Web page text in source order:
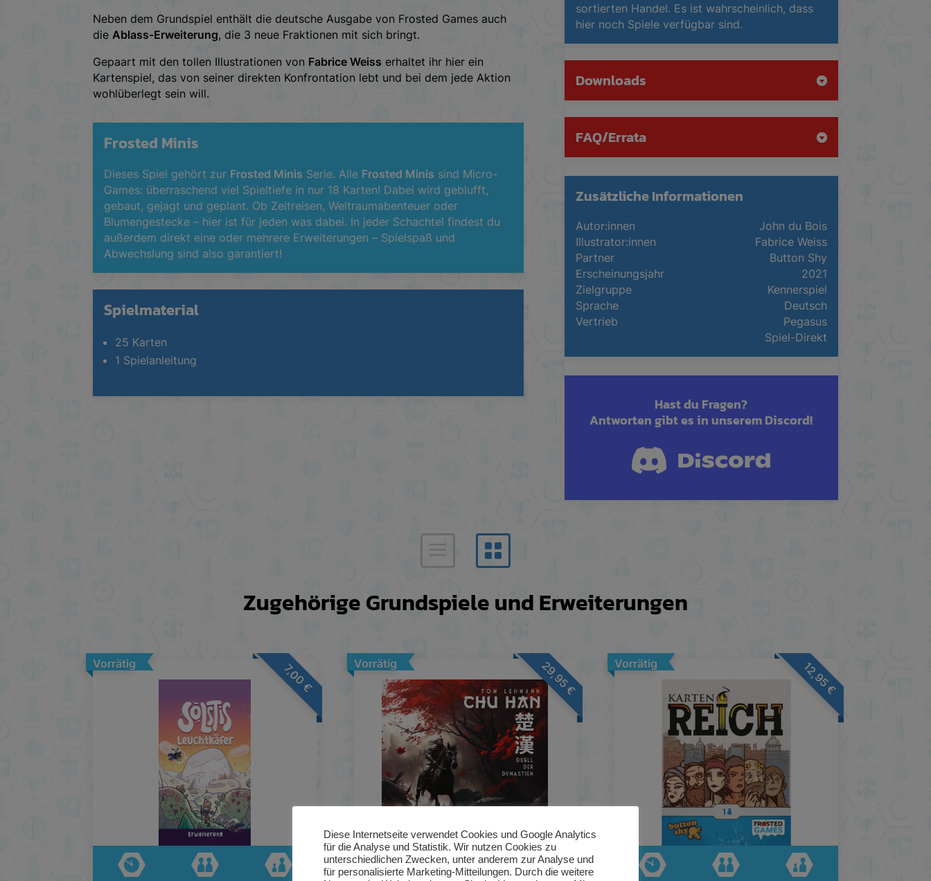
Neben dem Grundspiel enthält die deutsche Ausgabe von Frosted Games auch
dieAblass-Erweiterung, die 3 neue Fraktionen mit sich bringt.
Gepaart mit den tollen Illustrationen von Fabrice Weiss erhaltet ihr hier ein
Kartenspiel, das von seiner direkten Konfrontation lebt und bei dem jede Aktion
wohlüberlegt sein will.
Frosted Minis
Dieses Spiel gehört zur Frosted Minis Serie. Alle Frosted Minis sind Micro-
Games: überraschend viel Spieltiefe in nur 18 Karten! Dabei wird geblufft,
gebaut, gejagt und geplant. Ob Zeitreisen, Weltraumabenteuer oder
Blumengestecke – hier ist für jeden was dabei. In jeder Schachtel findest du
außerdem direkt eine oder mehrere Erweiterungen – Spielspaß und
Abwechslung sind also garantiert!
Spielmaterial
25 Karten
1 Spielanleitung
sortierten Handel. Es ist wahrscheinlich, dass
hier noch Spiele verfügbar sind.
Downloads
FAQ/Errata
Zusätzliche Informationen
Autor:innen
John du Bois
Illustrator:innen
Fabrice Weiss
Partner
Button Shy
Erscheinungsjahr
2021
Zielgruppe
Kennerspiel
Sprache
Deutsch
Vertrieb
Pegasus
Spiel-Direkt
Hast du Fragen?
Antworten gibt es in unserem Discord!
Zugehörige Grundspiele und Erweiterungen
7,00
€
Vorrätig 29,95
€
Vorrätig 12,95
€
Vorrätig
Diese Internetseite verwendet Cookies und Google Analytics
für die Analyse und Statistik. Wir nutzen Cookies zu
unterschiedlichen Zwecken, unter anderem zur Analyse und
für personalisierte Marketing-Mitteilungen. Durch die weitere